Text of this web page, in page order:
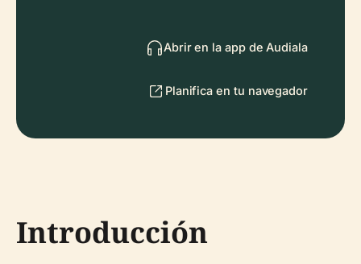
Abrir en la app de Audiala
Planifica en tu navegador
Introducción